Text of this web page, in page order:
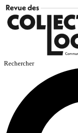
Rechercher